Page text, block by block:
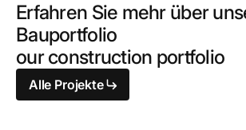
Erfahren Sie mehr über
Bauportfolio
our construction portfolio
Alle Projekte